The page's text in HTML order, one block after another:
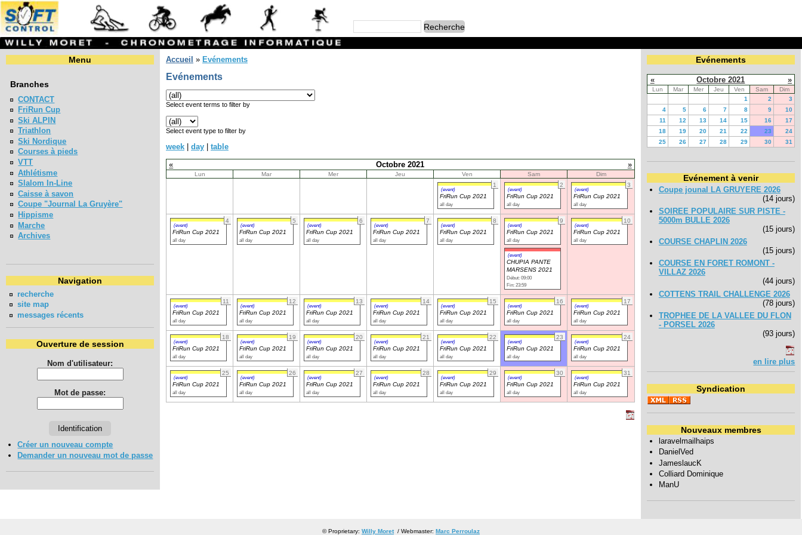
Menu
Branches
CONTACT
FriRun Cup
Ski ALPIN
Triathlon
Ski Nordique
Courses à pieds
VTT
Athlétisme
Slalom In-Line
Caisse à savon
Coupe "Journal La Gruyère"
Hippisme
Marche
Archives
Navigation
recherche
site map
messages récents
Ouverture de session
Nom d'utilisateur:
Mot de passe:
Créer un nouveau compte
Demander un nouveau mot de passe
Accueil » Evénements
Evénements
Select event terms to filter by
Select event type to filter by
week day
table
«
Octobre 2021 »
Lun Mar Mer Jeu Ven Sam
Dim
1
(event)
FriRun Cup 2021
all day
2
(event)
FriRun Cup 2021
all day
3
(event)
FriRun Cup 2021
all day
4
(event)
FriRun Cup 2021
all day
5
(event)
FriRun Cup 2021
all day
6
(event)
FriRun Cup 2021
all day
7
(event)
FriRun Cup 2021
all day
8
(event)
FriRun Cup 2021
all day
9
(event)
FriRun Cup 2021
all day
(event)
CHUPIA PANTE
MARSENS 2021
Début: 09:00
Fin: 23:59
10
(event)
FriRun Cup 2021
all day
11
(event)
FriRun Cup 2021
all day
12
(event)
FriRun Cup 2021
all day
13
(event)
FriRun Cup 2021
all day
14
(event)
FriRun Cup 2021
all day
15
(event)
FriRun Cup 2021
all day
16
(event)
FriRun Cup 2021
all day
17
(event)
FriRun Cup 2021
all day
18
(event)
FriRun Cup 2021
all day
19
(event)
FriRun Cup 2021
all day
20
(event)
FriRun Cup 2021
all day
21
(event)
FriRun Cup 2021
all day
22
(event)
FriRun Cup 2021
all day
23
(event)
FriRun Cup 2021
all day
24
(event)
FriRun Cup 2021
all day
25
(event)
FriRun Cup 2021
all day
26
(event)
FriRun Cup 2021
all day
27
(event)
FriRun Cup 2021
all day
28
(event)
FriRun Cup 2021
all day
29
(event)
FriRun Cup 2021
all day
30
(event)
FriRun Cup 2021
all day
31
(event)
FriRun Cup 2021
all day
Evénements
« Octobre 2021 »
Lun Mar Mer Jeu Ven Sam
Dim
1
2
3
4
5 6 7 8 9
10
11
12 13 14 15 16
17
18
19 20 21 22 23
24
25
26 27 28 29 30 31
Evénement à venir
Coupe jounal LA GRUYERE 2026
(14 jours)
SOIREE POPULAIRE SUR PISTE -
5000m BULLE 2026
(15 jours)
COURSE CHAPLIN 2026
(15 jours)
COURSE EN FORET ROMONT -
VILLAZ 2026
(44 jours)
COTTENS TRAIL CHALLENGE 2026
(78 jours)
TROPHEE DE LA VALLEE DU FLON
- PORSEL 2026
(93 jours)
en lire plus
Syndication
Nouveaux membres
laravelmailhaips
DanielVed
JameslaucK
Colliard Dominique
ManU
© Proprietary: Willy Moret/ Webmaster: Marc Perroulaz